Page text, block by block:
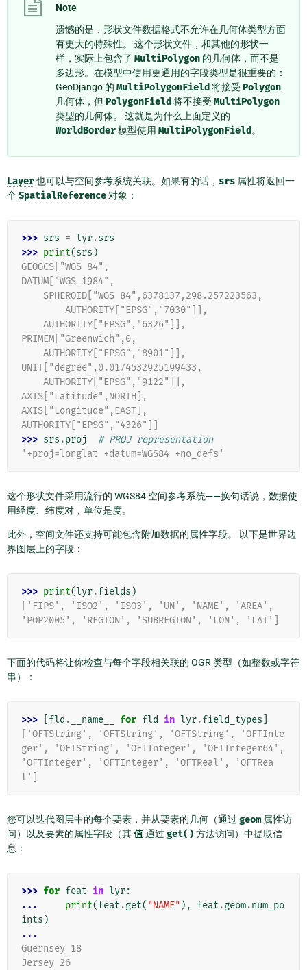
Note
遗憾的是，形状文件数据格式不允许在几何体类型方面
有更大的特殊性。 这个形状文件，和其他的形状一
样，实际上包含了 MultiPolygon 的几何体，而不是
多边形。在模型中使用更通用的字段类型是很重要的：
GeoDjango 的 MultiPolygonField将接受 Polygon
几何体，但 PolygonField将不接受 MultiPolygon
类型的几何体。 这就是为什么上面定义的
WorldBorder模型使用 MultiPolygonField。
Layer也可以与空间参考系统关联。如果有的话， srs 属性将返回一
个SpatialReference 对象：
>>> srs = lyr.srs
>>> print(srs )
GEOGCS["WGS 84",
DATUM["WGS_1984",
    SPHEROID["WGS 84",6378137,298.257223563,
        AUTHORITY["EPSG","7030"]],
    AUTHORITY["EPSG","6326"]],
PRIMEM["Greenwich",0,
    AUTHORITY["EPSG","8901"]],
UNIT["degree",0.0174532925199433,
    AUTHORITY["EPSG","9122"]],
AXIS["Latitude",NORTH],
AXIS["Longitude",EAST],
AUTHORITY["EPSG","4326"]]
>>> srs .proj
# PROJ representation
'+proj=longlat +datum=WGS84 +no_defs'
这个形状文件采用流行的 WGS84 空间参考系统——换句话说，数据使
用经度、纬度对，单位是度。
此外，空间文件还支持可能包含附加数据的属性字段。 以下是世界边
界图层上的字段：
>>> print(lyr.fields )
['FIPS', 'ISO2', 'ISO3', 'UN', 'NAME', 'AREA',
'POP2005', 'REGION', 'SUBREGION', 'LON', 'LAT']
下面的代码将让你检查与每个字段相关联的 OGR 类型（如整数或字符
串）：
>>> fld . __name__ for fld in lyr.field_types
['OFTString', 'OFTString', 'OFTString', 'OFTInte
ger', 'OFTString', 'OFTInteger', 'OFTInteger64',
'OFTInteger', 'OFTInteger', 'OFTReal', 'OFTRea
l']
您可以迭代图层中的每个要素，并从要素的几何（通过 geom 属性访
问）以及要素的属性字段（其值通过 get() 方法访问）中提取信
息：
>>> for feat in lyr:
...
print(feat .get( "NAME" ), feat .geom.num_po
ints )
...
Guernsey 18
Jersey 26